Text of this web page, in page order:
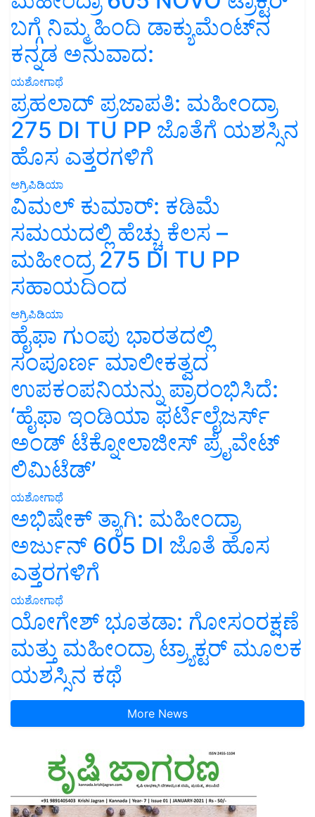
ಬಗ್ಗೆ ನಿಮ್ಮ ಹಿಂದಿ ಡಾಕ್ಯುಮೆಂಟ್‌ನ
ಕನ್ನಡ ಅನುವಾದ:
ಯಶೋಗಾಥೆ
ಪ್ರಹಲಾದ್ ಪ್ರಜಾಪತಿ: ಮಹೀಂದ್ರಾ
275 DI TU PP ಜೊತೆಗೆ ಯಶಸ್ಸಿನ
ಹೊಸ ಎತ್ತರಗಳಿಗೆ
ಅಗ್ರಿಪಿಡಿಯಾ
ವಿಮಲ್ ಕುಮಾರ್: ಕಡಿಮೆ
ಸಮಯದಲ್ಲಿ ಹೆಚ್ಚು ಕೆಲಸ –
ಮಹೀಂದ್ರ 275 DI TU PP
ಸಹಾಯದಿಂದ
ಅಗ್ರಿಪಿಡಿಯಾ
ಹೈಫಾ ಗುಂಪು ಭಾರತದಲ್ಲಿ
ಸಂಪೂರ್ಣ ಮಾಲೀಕತ್ವದ
ಉಪಕಂಪನಿಯನ್ನು ಪ್ರಾರಂಭಿಸಿದೆ:
‘ಹೈಫಾ ಇಂಡಿಯಾ ಫರ್ಟಿಲೈಜರ್ಸ್
ಅಂಡ್ ಟೆಕ್ನೋಲಾಜೀಸ್ ಪ್ರೈವೇಟ್
ಲಿಮಿಟೆಡ್’
ಯಶೋಗಾಥೆ
ಅಭಿಷೇಕ್ ತ್ಯಾಗಿ: ಮಹೀಂದ್ರಾ
ಅರ್ಜುನ್ 605 DI ಜೊತೆ ಹೊಸ
ಎತ್ತರಗಳಿಗೆ
ಯಶೋಗಾಥೆ
ಯೋಗೇಶ್ ಭೂತಡಾ: ಗೋಸಂರಕ್ಷಣೆ
ಮತ್ತು ಮಹೀಂದ್ರಾ ಟ್ರ್ಯಾಕ್ಟರ್ ಮೂಲಕ
ಯಶಸ್ಸಿನ ಕಥೆ
More News